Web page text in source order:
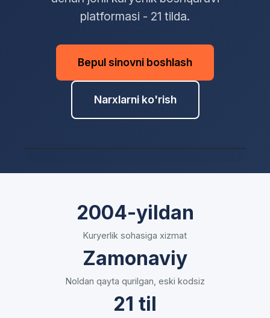
platformasi - 21 tilda.
Bepul sinovni boshlash
Narxlarni ko'rish
Joʻnatish - haydovchilarni real vaqtda tayinlang,
❮ ❯
2004-yildan
Kuryerlik sohasiga xizmat
Zamonaviy
Noldan qayta qurilgan, eski kodsiz
21 til